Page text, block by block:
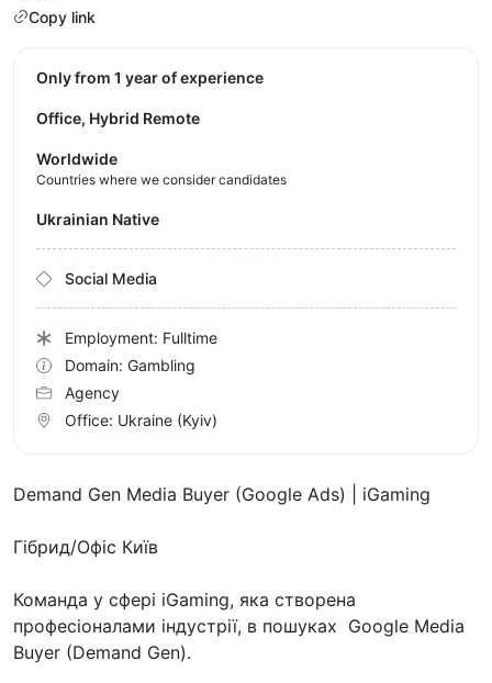
Copy link
Demand Gen Media Buyer (Google Ads) | iGaming
Гібрид/Офіс Київ
Команда у сфері iGaming, яка створена
професіоналами індустрії, в пошуках Google Media
Buyer (Demand Gen).
Only from 1 year of experience
Office, Hybrid Remote
Worldwide
Countries where we consider candidates
Ukrainian Native
Social Media
Employment: Fulltime
Domain: Gambling
Agency
Office: Ukraine (Kyiv)